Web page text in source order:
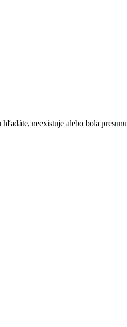
neexistuje alebo bola